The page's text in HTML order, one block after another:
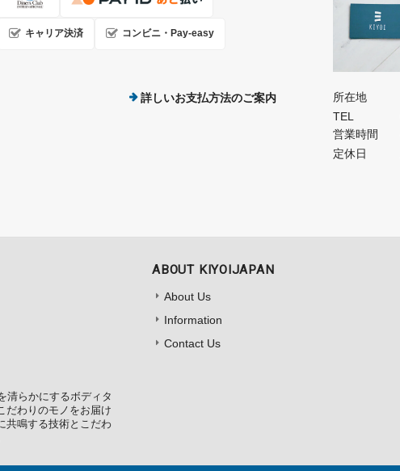
キャリア決済 コンビニ・Pay-easy
詳しいお支払方法のご案内 所在地
TEL
営業時間
定休日
清らかにするボディタ
だわりのモノをお届け
共鳴する技術とこだわ
ABOUT KIYOIJAPAN
About Us
Information
Contact Us